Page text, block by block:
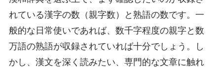
れている漢字の数（親字数）と熟語の数です。一
般的な日常使いであれば、数千字程度の親字と数
万語の熟語が収録されていれば十分でしょう。し
かし、漢文を深く読みたい、専門的な文章に触れ